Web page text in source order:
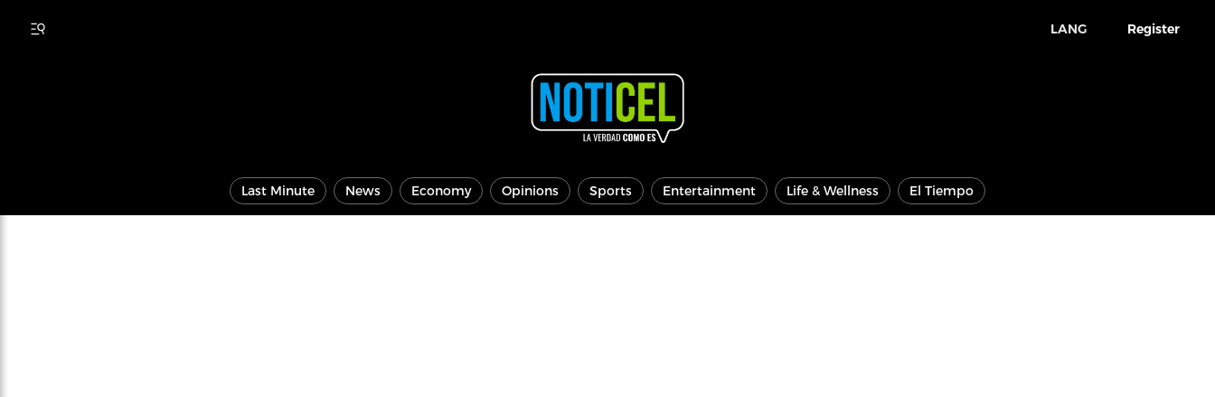
LANG Register
Last Minute News Economy Opinions Sports Entertainment Life & Wellness El Tiempo